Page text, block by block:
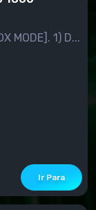
Apenas para [NEW SAVE] em [THREE BOX MODE]. 1) D...
Ir Para